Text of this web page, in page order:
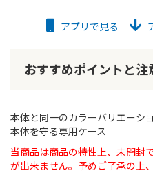
アプリで見る
おすすめポイントと注
本体と同一のカラーバリエーシ
本体を守る専用ケース
当商品は商品の特性上、未開封
が出来ません。予めご了承の上